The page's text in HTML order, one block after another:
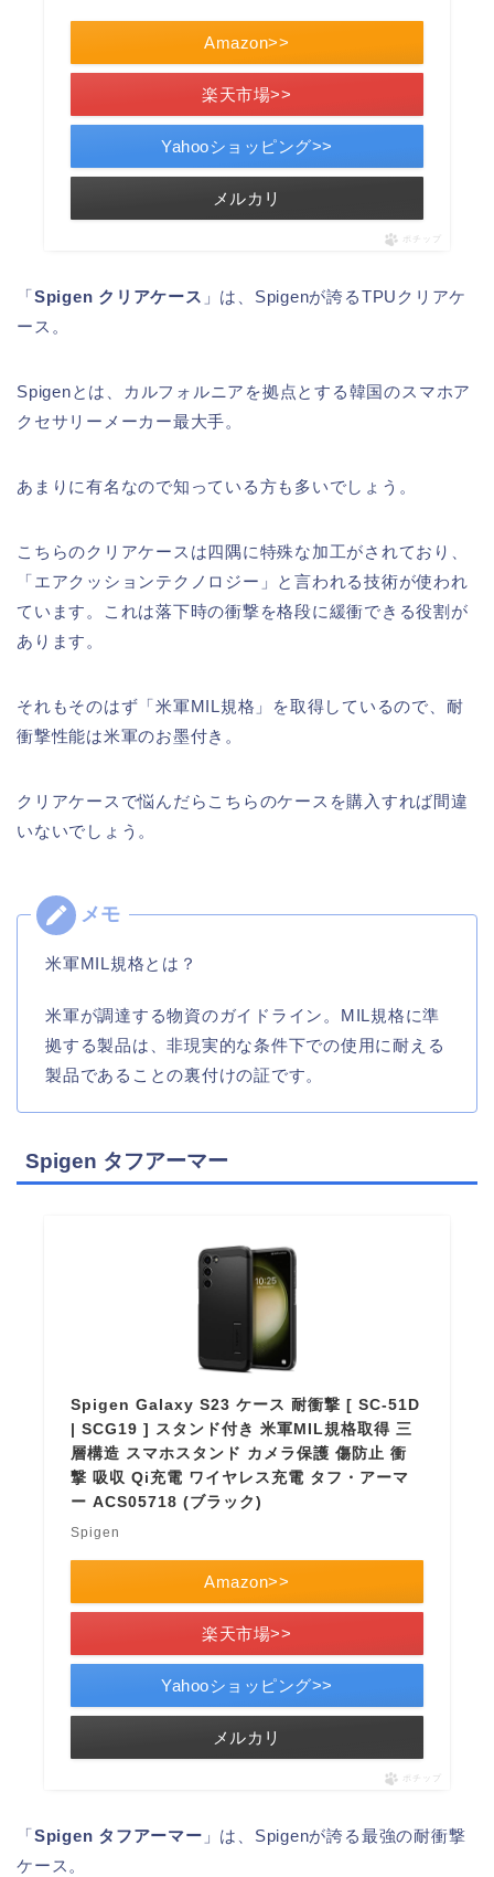
Amazon>>
楽天市場>>
Yahooショッピング>>
メルカリ
ポチップ
「Spigen クリアケース 」は、Spigenが誇るTPUクリアケ
ース。
Spigenとは、カルフォルニアを拠点とする韓国のスマホア
クセサリーメーカー最大手。
あまりに有名なので知っている方も多いでしょう。
こちらのクリアケースは四隅に特殊な加工がされており、
「エアクッションテクノロジー」と言われる技術が使われ
ています。これは落下時の衝撃を格段に緩衝できる役割が
あります。
それもそのはず「米軍MIL規格」を取得しているので、耐
衝撃性能は米軍のお墨付き。
クリアケースで悩んだらこちらのケースを購入すれば間違
いないでしょう。
米軍MIL規格とは？
米軍が調達する物資のガイドライン。MIL規格に準
拠する製品は、非現実的な条件下での使用に耐える
製品であることの裏付けの証です。
Spigen タフアーマー
Spigen Galaxy S23 ケース 耐衝撃 [ SC-51D
| SCG19 ] スタンド付き 米軍MIL規格取得 三
層構造 スマホスタンド カメラ保護 傷防止 衝
撃 吸収 Qi充電 ワイヤレス充電 タフ・アーマ
ー ACS05718 (ブラック)
Spigen
Amazon>>
楽天市場>>
Yahooショッピング>>
メルカリ
ポチップ
「Spigen タフアーマー 」は、Spigenが誇る最強の耐衝撃
ケース。